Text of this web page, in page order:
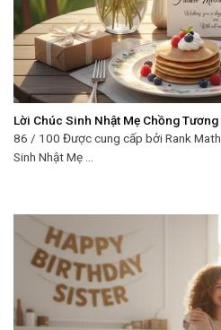
Lời Chúc Sinh Nhật Mẹ Chồng Tương
86 / 100 Được cung cấp bởi Rank Math
Sinh Nhật Mẹ ...